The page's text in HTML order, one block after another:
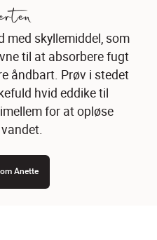
med skyllemiddel, som
til at absorbere fugt
åndbart. Prøv i stedet
hvid eddike til
for at opløse
Anette